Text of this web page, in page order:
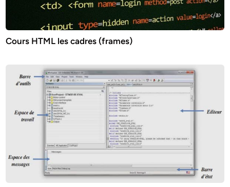
Cours HTML les cadres (frames)